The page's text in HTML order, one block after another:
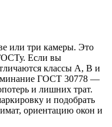
или три камеры. Это
Если вы
классы А, В и
ГОСТ 30778 —
и лишних трат.
и подобрать
ориентацию окон и